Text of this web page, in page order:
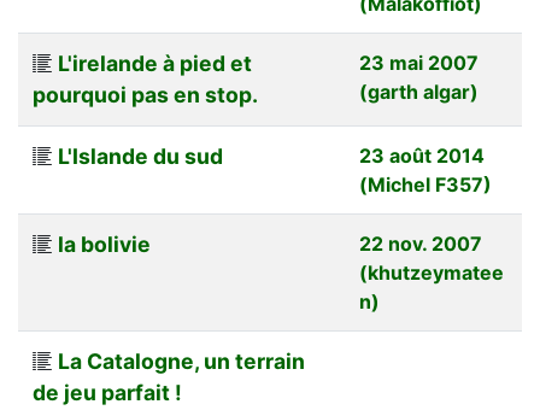
L'irelande à pied et
pourquoi pas en stop.
23 mai 2007
(garth algar)
L'Islande du sud
23 août 2014
(Michel F357)
la bolivie
22 nov. 2007
(khutzeymatee
n)
La Catalogne, un terrain
de jeu parfait !